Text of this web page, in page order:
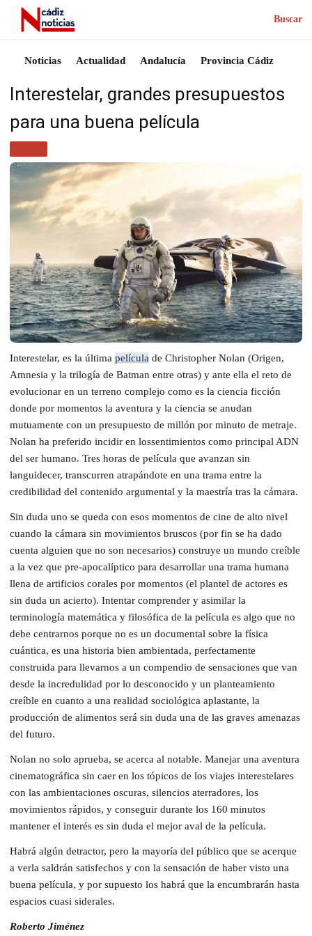
Buscar
Noticias Actualidad Andalucía Provincia Cádiz
Interestelar, grandes presupuestos
para una buena película
Interestelar, es la última película de Christopher Nolan (Origen,
Amnesia y la trilogía de Batman entre otras) y ante ella el reto de
evolucionar en un terreno complejo como es la ciencia ficción
donde por momentos la aventura y la ciencia se anudan
mutuamente con un presupuesto de millón por minuto de metraje.
Nolan ha preferido incidir en lossentimientos como principal ADN
del ser humano. Tres horas de película que avanzan sin
languidecer, transcurren atrapándote en una trama entre la
credibilidad del contenido argumental y la maestría tras la cámara.
Sin duda uno se queda con esos momentos de cine de alto nivel
cuando la cámara sin movimientos bruscos (por fin se ha dado
cuenta alguien que no son necesarios) construye un mundo creíble
a la vez que pre-apocalíptico para desarrollar una trama humana
llena de artificios corales por momentos (el plantel de actores es
sin duda un acierto). Intentar comprender y asimilar la
terminología matemática y filosófica de la película es algo que no
debe centrarnos porque no es un documental sobre la física
cuántica, es una historia bien ambientada, perfectamente
construida para llevarnos a un compendio de sensaciones que van
desde la incredulidad por lo desconocido y un planteamiento
creíble en cuanto a una realidad sociológica aplastante, la
producción de alimentos será sin duda una de las graves amenazas
del futuro.
Nolan no solo aprueba, se acerca al notable. Manejar una aventura
cinematográfica sin caer en los tópicos de los viajes interestelares
con las ambientaciones oscuras, silencios aterradores, los
movimientos rápidos, y conseguir durante los 160 minutos
mantener el interés es sin duda el mejor aval de la película.
Habrá algún detractor, pero la mayoría del público que se acerque
a verla saldrán satisfechos y con la sensación de haber visto una
buena película, y por supuesto los habrá que la encumbrarán hasta
espacios cuasi siderales.
Roberto Jiménez